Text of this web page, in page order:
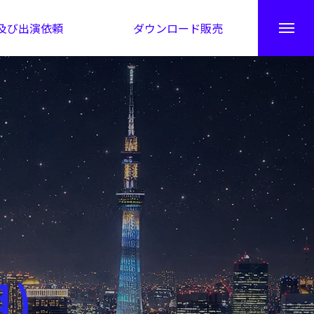
び出演依頼 ダウンロード販売
秘伝公開！吉凶カレンダー